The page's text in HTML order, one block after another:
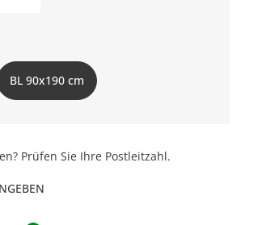
BL 90x190 cm
Prüfen Sie Ihre Postleitzahl.